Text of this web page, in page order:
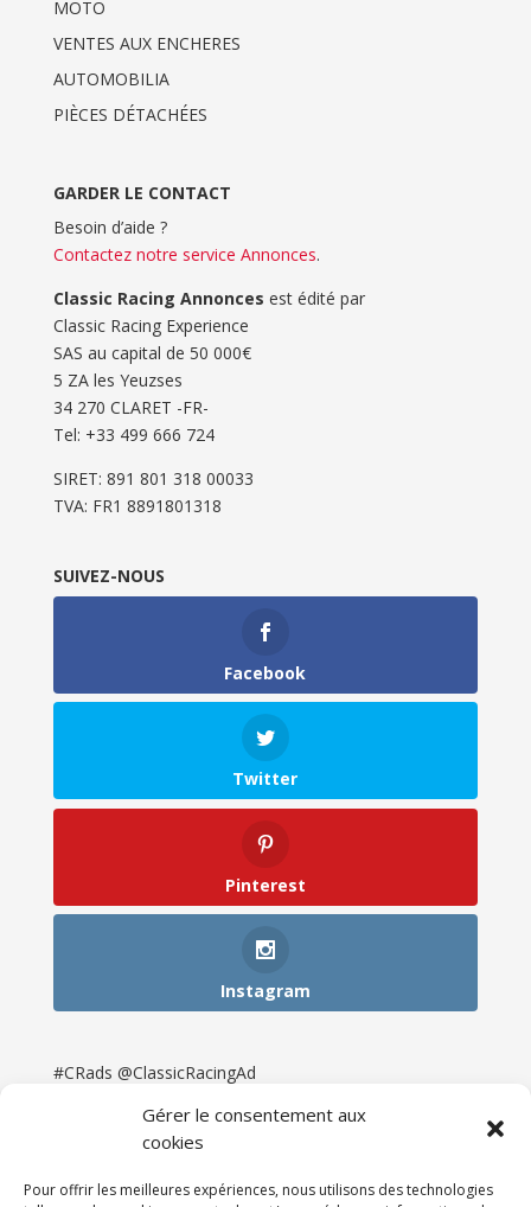
Gérer le consentement aux
cookies
Pour offrir les meilleures expériences, nous utilisons des technologies
MOTO
VENTES AUX ENCHERES
AUTOMOBILIA
PIÈCES DÉTACHÉES
GARDER LE CONTACT
Besoin d’aide ?
Contactez notre service Annonces.
Classic Racing Annonces est édité par
Classic Racing Experience
SAS au capital de 50 000€
5 ZA les Yeuzses
34 270 CLARET -FR-
Tel: ‭+33 499 666 724‬
SIRET: 891 801 318 00033
TVA: FR1 8891801318
SUIVEZ-NOUS
Facebook
Twitter
Pinterest
Instagram
#CRads @ClassicRacingAd